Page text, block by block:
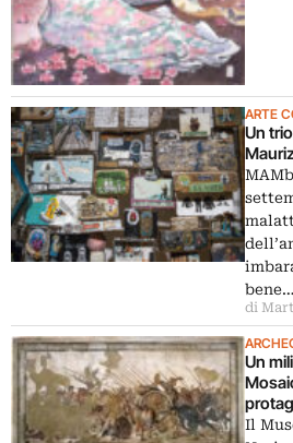
ARTE
Un
bene…
di
Un
Il